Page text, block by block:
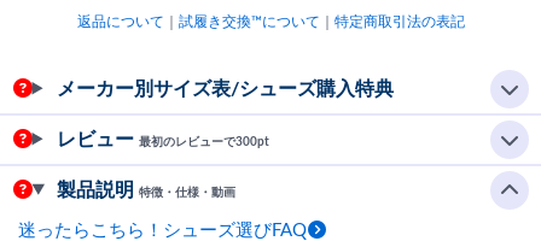
返品について 試履き交換™について 特定商取引法の表記
メーカー別サイズ表/シューズ購入特典
レビュー 最初のレビューで300pt
製品説明 特徴・仕様・動画
迷ったらこちら！シューズ選びFAQ